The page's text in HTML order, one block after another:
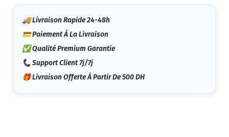
🚚 Livraison Rapide 24-48h
💳 Paiement À La Livraison
✅ Qualité Premium Garantie
📞 Support Client 7j/7j
🎁 Livraison Offerte À Partir De 500 DH